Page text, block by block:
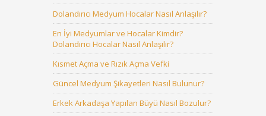
Dolandırıcı Medyum Hocalar Nasıl Anlaşılır?
En İyi Medyumlar ve Hocalar Kimdir?
Dolandırıcı Hocalar Nasıl Anlaşılır?
Kısmet Açma ve Rızık Açma Vefki
Güncel Medyum Şikayetleri Nasıl Bulunur?
Erkek Arkadaşa Yapılan Büyü Nasıl Bozulur?